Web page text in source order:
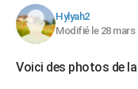
Hylyah2
Modifié le 28 mars
Voici des photos de